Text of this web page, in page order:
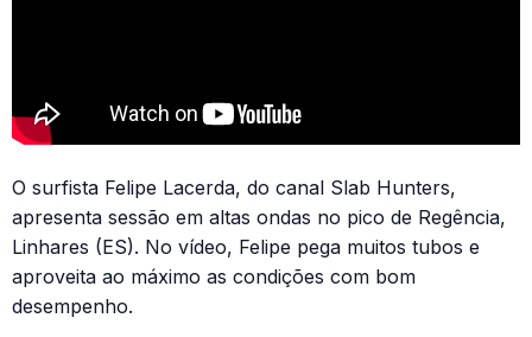
O surfista Felipe Lacerda, do canal Slab Hunters,
apresenta sessão em altas ondas no pico de Regência,
Linhares (ES). No vídeo, Felipe pega muitos tubos e
aproveita ao máximo as condições com bom
desempenho.